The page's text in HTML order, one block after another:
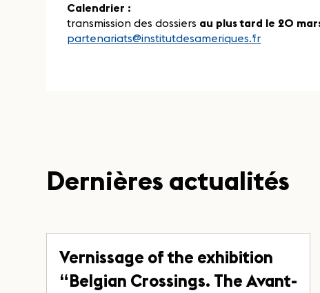
Calendrier :
transmission des dossiers au plus tard le 20
partenariats@institutdesameriques.fr
Dernières actualités
Vernissage of the exhibition
“Belgian Crossings. The Avant-